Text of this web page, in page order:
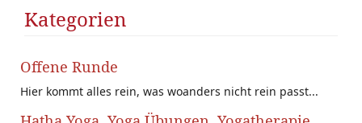
Kategorien
Offene Runde
Hier kommt alles rein, was woanders nicht rein passt...